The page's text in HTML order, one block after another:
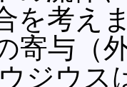
を考え
寄与（
ジウス